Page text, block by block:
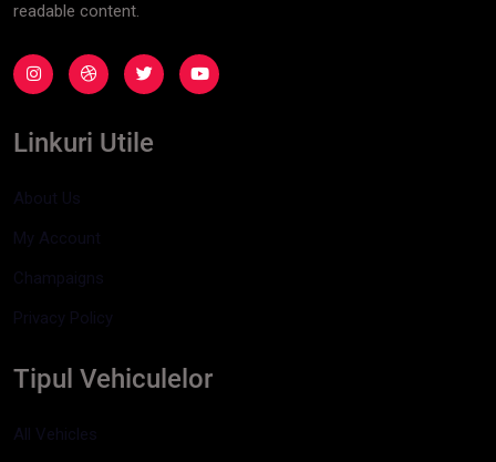
readable content.
Linkuri Utile
About Us
My Account
Champaigns
Privacy Policy
Tipul Vehiculelor
All Vehicles